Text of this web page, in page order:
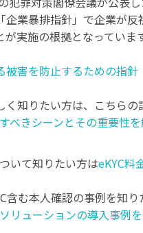
企業暴排指針」で企業が
実施の根拠となっています
被害を防止するための指針
知りたい方は、こちらの
べきシーンとその重要性
いて知りたい方はeKYC料
含む本人確認の事例を知り
リューションの導入事例